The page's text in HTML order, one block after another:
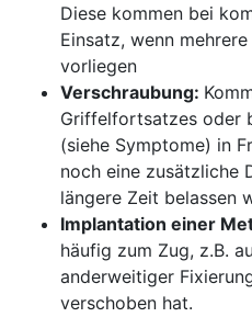
Diese kommen bei
Einsatz, wenn
vorliegen
Verschraubung:
Griffelfortsatzes oder
(siehe Symptome) in
noch eine zusätzliche
längere Zeit belassen
Implantation einer
häufig zum Zug, z.B.
anderweitiger
verschoben hat.